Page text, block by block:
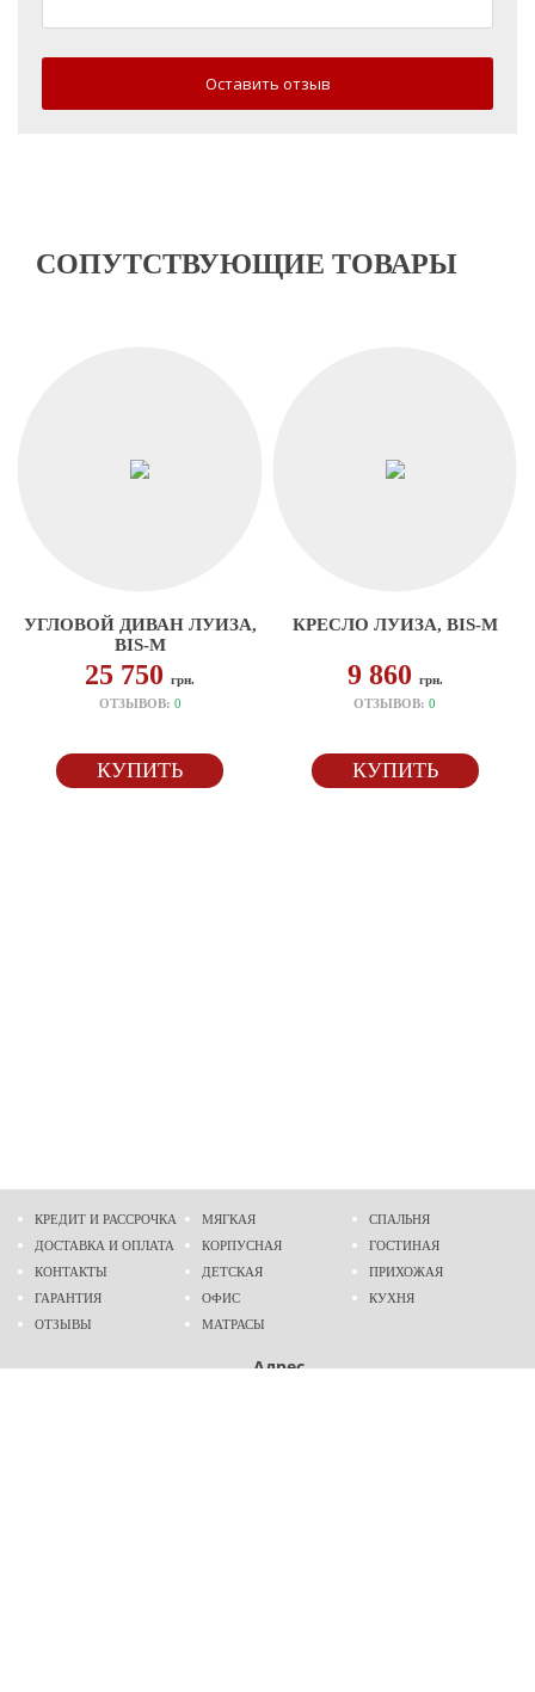
Оставить отзыв
СОПУТСТВУЮЩИЕ ТОВАРЫ
УГЛОВОЙ ДИВАН ЛУИЗА,
BIS-M
25 750грн.
ОТЗЫВОВ: 0
КУПИТЬ
КРЕСЛО ЛУИЗА, BIS-M
9 860 грн.
ОТЗЫВОВ:0
КУПИТЬ
КРЕДИТ И РАССРОЧКА
ДОСТАВКА И ОПЛАТА
КОНТАКТЫ
ГАРАНТИЯ
ОТЗЫВЫ
МЯГКАЯ
КОРПУСНАЯ
ДЕТСКАЯ
ОФИС
МАТРАСЫ
СПАЛЬНЯ
ГОСТИНАЯ
ПРИХОЖАЯ
КУХНЯ
Адрес